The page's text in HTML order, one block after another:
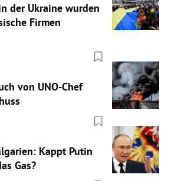
der Ukraine wurden
Firmen
von UNO-Chef
Kappt Putin
Gas?